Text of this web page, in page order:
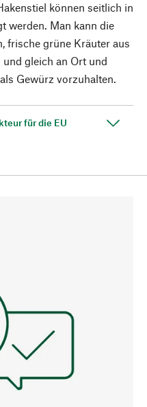
können seitlich in
werden. Man kann die
frische grüne Kräuter aus
gleich an Ort und
Gewürz vorzuhalten.
für die EU